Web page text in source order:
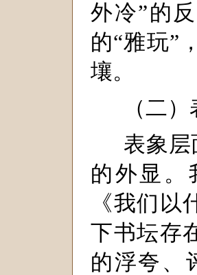
外冷”的
的“雅玩”
壤。
（二
表象
的外显。
《我们
下书坛存
的浮夸、